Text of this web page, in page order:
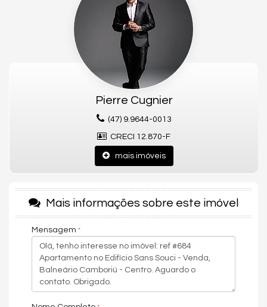
comércio, serviços e fácil acesso à praia. ￼
🏗️ Características do Empreendimento
• Torre única residencial
• Condomínio de perfil tradicional (não é novo lançamento)
• Localização central estratégica
• Piscina adulto e infantil
• Salão de festas
• Bicicletário
• Acessibilidade
🏠 Tipologia dos Apartamentos
• 3 suítes
Pierre Cugnier
(47) 9.9644-0013
CRECI 12.870-F
mais imóveis
Mais informações sobre este imóvel
Mensagem